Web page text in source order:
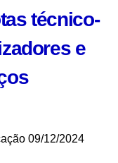
técnico-
e
09/12/2024